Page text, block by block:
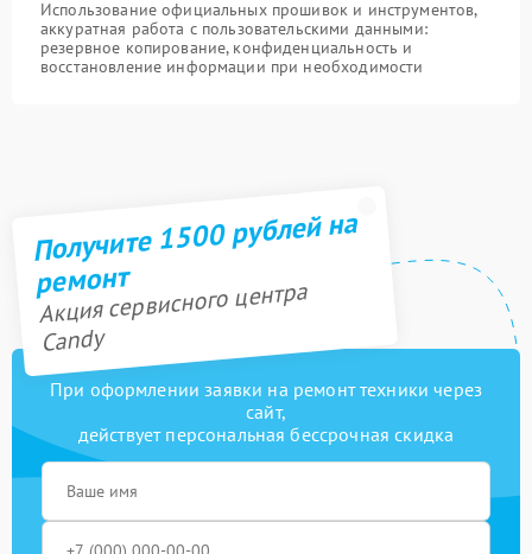
Использование официальных прошивок и инструментов,
аккуратная работа с пользовательскими данными:
резервное копирование, конфиденциальность и
восстановление информации при необходимости
Получите 1500 рублей на
ремонт
Акция сервисного центра
Candy
При оформлении заявки на ремонт техники через
сайт,
действует персональная бессрочная скидка